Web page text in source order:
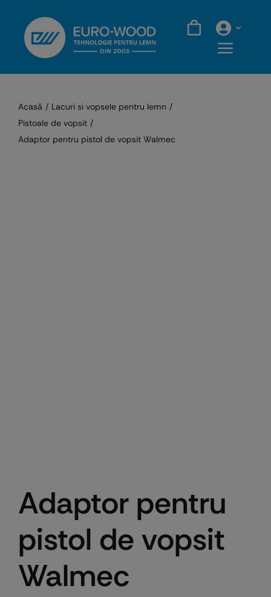
content
Acasă
Lacuri si vopsele pentru lemn
Pistoale de vopsit
Adaptor pentru pistol de vopsit Walmec
Adaptor pentru
pistol de vopsit
Walmec